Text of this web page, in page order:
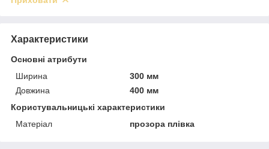
Характеристики
Основні атрибути
Ширина
300 мм
Довжина
400 мм
Користувальницькі характеристики
Матеріал
прозора плівка